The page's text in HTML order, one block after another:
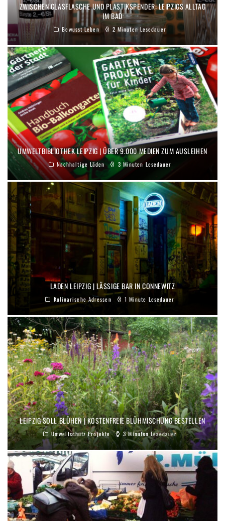
ZWISCHEN GLASFLASCHE UND PLASTIKSPENDER: LEIPZIGS ALLTAG
IM BAD
Bewusst Leben 2 Minuten Lesedauer
UMWELTBIBLIOTHEK LEIPZIG | ÜBER 9.000 MEDIEN ZUM AUSLEIHEN
Nachhaltige Läden 3 Minuten Lesedauer
LADEN LEIPZIG | LÄSSIGE BAR IN CONNEWITZ
Kulinarische Adressen 1 Minute Lesedauer
LEIPZIG SOLL BLÜHEN | KOSTENFREIE BLÜHMISCHUNG BESTELLEN
Umweltschutz Projekte 3 Minuten Lesedauer